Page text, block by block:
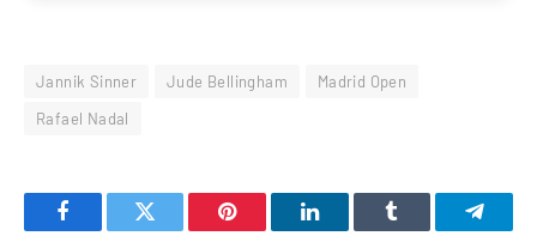
Jannik Sinner Jude Bellingham
Madrid Open
Rafael Nadal
FacebookTwitter Pinterest LinkedInTumblr